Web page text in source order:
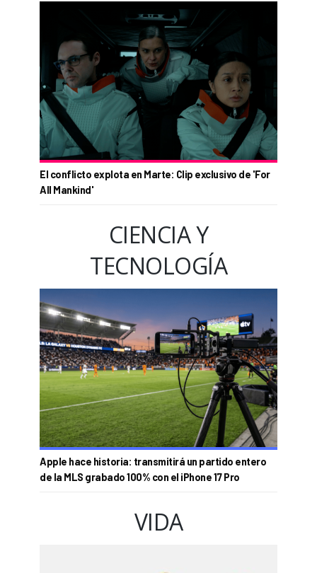
El conflicto explota en Marte: Clip exclusivo de 'For
All Mankind'
CIENCIA Y
TECNOLOGÍA
Apple hace historia: transmitirá un partido entero
de la MLS grabado 100% con el iPhone 17 Pro
VIDA